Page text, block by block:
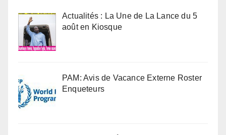
Actualités : La Une de La Lance du 5
août en Kiosque
PAM: Avis de Vacance Externe Roster
Enqueteurs